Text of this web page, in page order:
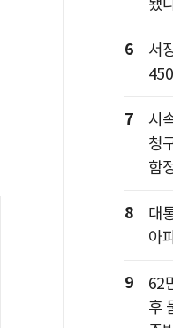
6
서
7
시
청
함
8
대
아
9
62
후